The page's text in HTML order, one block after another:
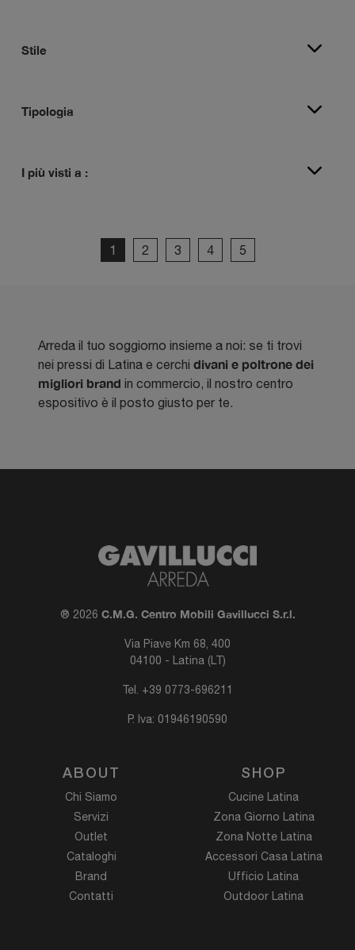
Stile
Tipologia
I più visti a :
1 2 3 4 5
Arreda il tuo soggiorno insieme a noi: se ti trovi
nei pressi di Latina e cerchi divani e poltrone dei
migliori brand in commercio, il nostro centro
espositivo è il posto giusto per te.
® 2026 C.M.G. Centro Mobili Gavillucci S.r.l.
Via Piave Km 68, 400
04100 - Latina (LT)
Tel. +39 0773-696211
P. Iva: 01946190590
ABOUT
Chi Siamo
Servizi
Outlet
Cataloghi
Brand
Contatti
SHOP
Cucine Latina
Zona Giorno Latina
Zona Notte Latina
Accessori Casa Latina
Ufficio Latina
Outdoor Latina